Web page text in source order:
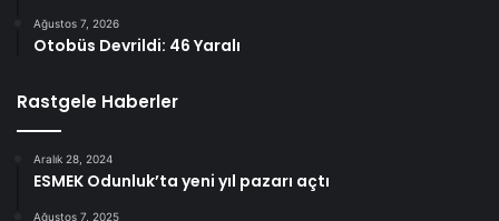
Ağustos 7, 2026
Otobüs Devrildi: 46 Yaralı
Rastgele Haberler
Aralık 28, 2024
ESMEK Odunluk’ta yeni yıl pazarı açtı
Ağustos 7, 2025